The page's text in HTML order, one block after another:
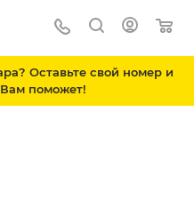
Оставьте свой номер и
поможет!